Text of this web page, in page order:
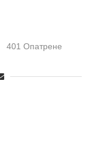
401 Опатрене